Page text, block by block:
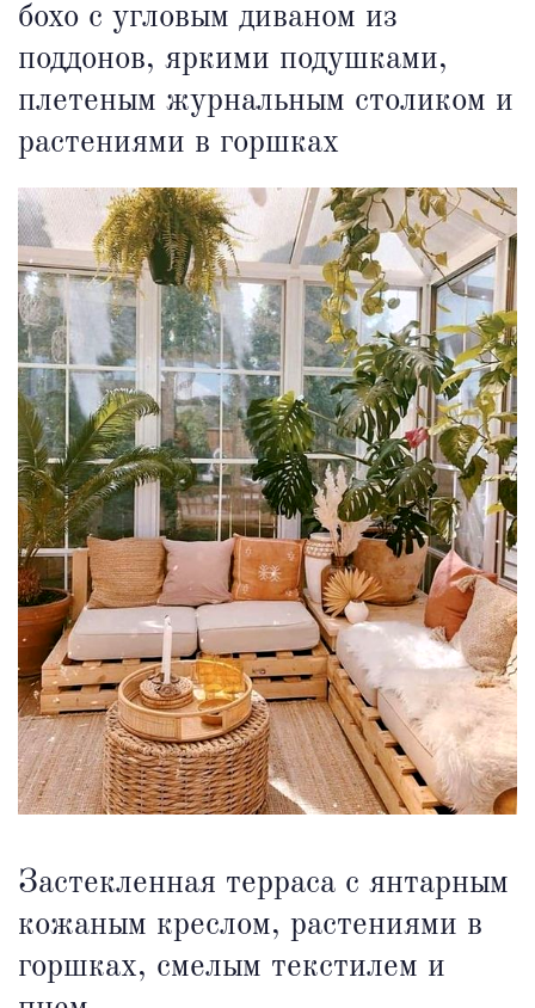
бохо с угловым диваном из
поддонов, яркими подушками,
плетеным журнальным столиком и
растениями в горшках
Застекленная терраса с янтарным
кожаным креслом, растениями в
горшках, смелым текстилем и